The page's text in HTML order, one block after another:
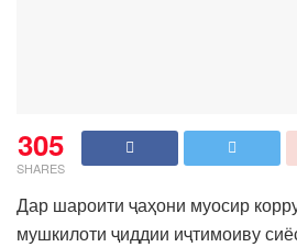
305
SHARES
Дар шароити ҷаҳони муосир
мушкилоти ҷиддии иҷтимоиву